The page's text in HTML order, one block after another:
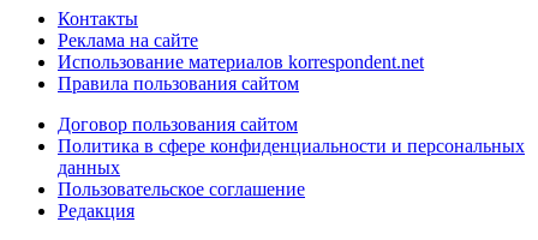
Контакты
Реклама на сайте
Использование материалов korrespondent.net
Правила пользования сайтом
Договор пользования сайтом
Политика в сфере конфиденциальности и персональных
данных
Пользовательское соглашение
Редакция